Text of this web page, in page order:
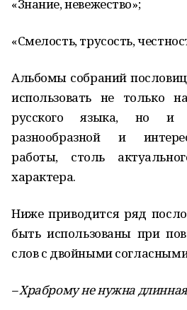
«Знание, невежество»;
«Смелость, трусость,
Альбомы собраний
использовать не только
русского языка, но и
разнообразной и
работы, столь
характера.
Ниже приводится ряд
быть использованы при
слов с двойными согласными
– Храброму не нужна